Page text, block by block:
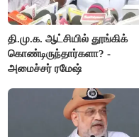
தி.மு.க. ஆட்சியில் தூங்கிக்
கொண்டிருந்தார்களா? -
அமைச்சர் ரமேஷ்